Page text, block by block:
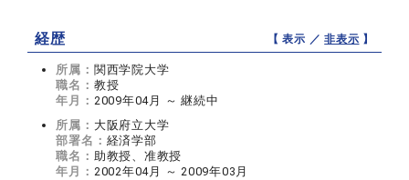
経歴 【 表示 ／非表示 】
所属： 関西学院大学
職名： 教授
年月： 2009年04月 ～ 継続中
所属： 大阪府立大学
部署名： 経済学部
職名： 助教授、准教授
年月： 2002年04月 ～ 2009年03月